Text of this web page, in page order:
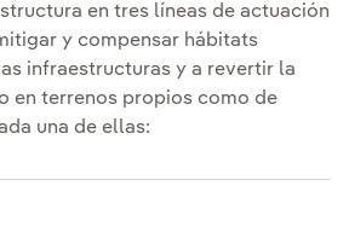
en tres líneas de actuación
y compensar hábitats
infraestructuras y a revertir la
en terrenos propios como de
una de ellas: